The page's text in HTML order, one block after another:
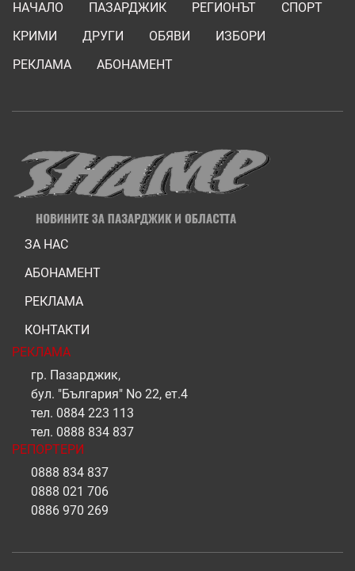
НАЧАЛО ПАЗАРДЖИК РЕГИОНЪТ
СПОРТ
КРИМИ
ДРУГИ ОБЯВИ
ИЗБОРИ
РЕКЛАМА
АБОНАМЕНТ
ЗА НАС
АБОНАМЕНТ
РЕКЛАМА
КОНТАКТИ
РЕКЛАМА
гр. Пазарджик,
бул. "България" No 22, ет.4
тел. 0884 223 113
тел. 0888 834 837
РЕПОРТЕРИ
0888 834 837
0888 021 706
0886 970 269